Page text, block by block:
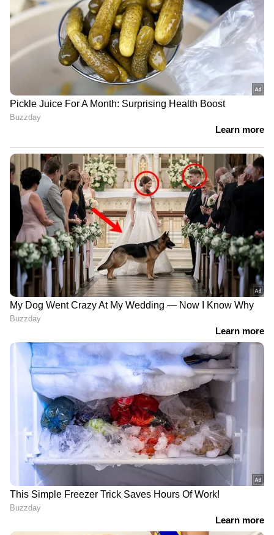
പേരുടെ നില അതീവ ഗുരുതരം
പയ്യന്നൂരിൽ രാഷ്ട്രീയ പോര്
കനക്കുന്നു; മധുസൂദനന്റെ വക്കീൽ
നോട്ടീസിന് മറുപടി നൽകി വി
കുഞ്ഞികൃഷ്ണൻ